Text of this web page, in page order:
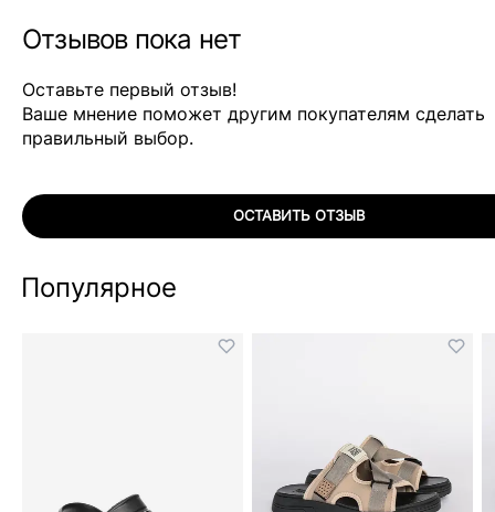
Отзывов пока нет
Оставьте первый отзыв!
Ваше мнение поможет другим покупателям сделать
правильный выбор.
ОСТАВИТЬ ОТЗЫВ
Популярное